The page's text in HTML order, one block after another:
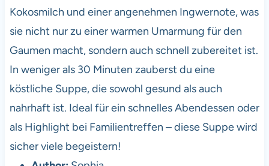
Kokosmilch und einer angenehmen Ingwernote, was
sie nicht nur zu einer warmen Umarmung für den
Gaumen macht, sondern auch schnell zubereitet ist.
In weniger als 30 Minuten zauberst du eine
köstliche Suppe, die sowohl gesund als auch
nahrhaft ist. Ideal für ein schnelles Abendessen oder
als Highlight bei Familientreffen – diese Suppe wird
sicher viele begeistern!